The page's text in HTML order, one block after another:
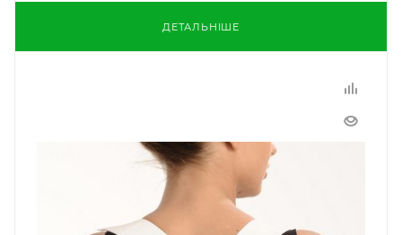
ДЕТАЛЬНІШЕ